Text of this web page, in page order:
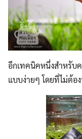
อีกเทคนิคหนึ่งสำหรับ
แบบง่ายๆ โดยที่ไม่ต้อ